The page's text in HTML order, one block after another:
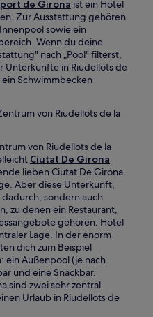
de Girona ist ein Hotel
Zur Ausstattung gehören
sowie ein
Wenn du deine
nach „Pool" filterst,
Unterkünfte in Riudellots de
Schwimmbecken
von Riudellots de la
von Riudellots de la
Ciutat De Girona
lieben Ciutat De Girona
Aber diese Unterkunft,
sondern auch
zu denen ein Restaurant,
gehören. Hotel
Lage. In der enorm
dich zum Beispiel
ein Außenpool (je nach
und eine Snackbar.
sind zwei sehr zentral
Urlaub in Riudellots de